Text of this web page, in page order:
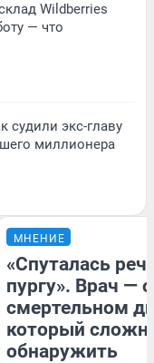
Wildberries
— что
судили экс-главу
миллионера
МНЕНИЕ
«Спуталась
пургу». Врач — о
смертельном
который
обнаружить